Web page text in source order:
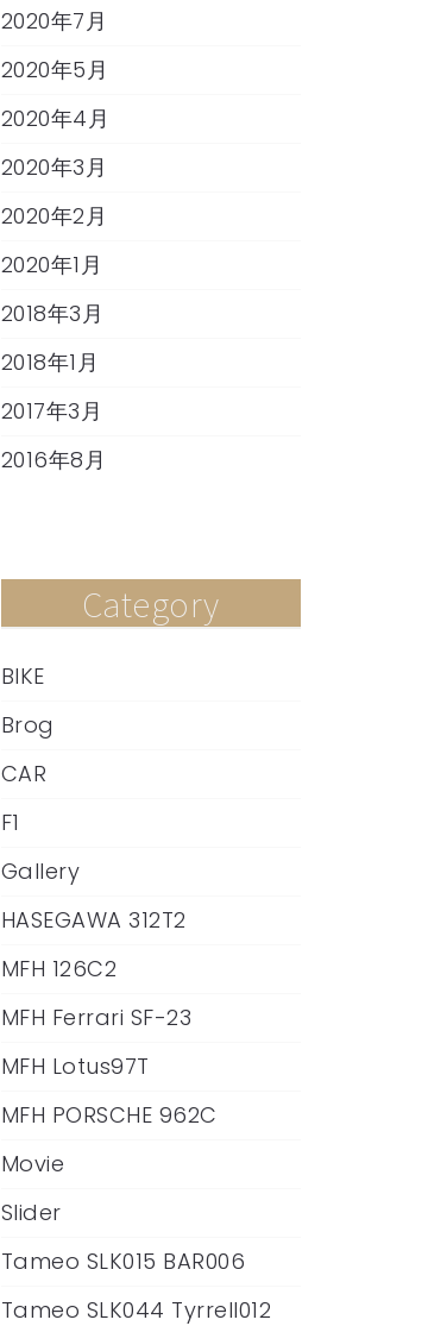
2020年7月
2020年5月
2020年4月
2020年3月
2020年2月
2020年1月
2018年3月
2018年1月
2017年3月
2016年8月
Category
BIKE
Brog
CAR
F1
Gallery
HASEGAWA 312T2
MFH 126C2
MFH Ferrari SF-23
MFH Lotus97T
MFH PORSCHE 962C
Movie
Slider
Tameo SLK015 BAR006
Tameo SLK044 Tyrrell012